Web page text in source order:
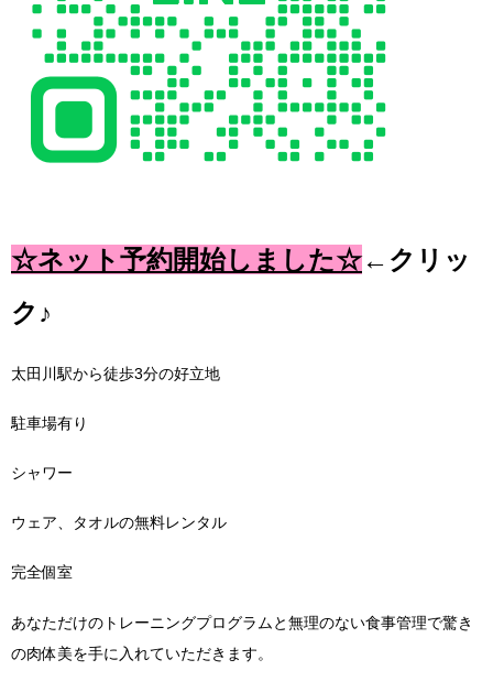
☆ネット予約開始しました☆←クリッ
ク♪
太田川駅から徒歩3分の好立地
駐車場有り
シャワー
ウェア、タオルの無料レンタル
完全個室
あなただけのトレーニングプログラムと無理のない食事管理で驚き
の肉体美を手に入れていただきます。